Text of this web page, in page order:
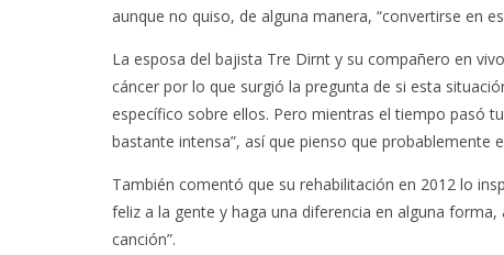
aunque no quiso, de alguna manera, “convertirse en
La esposa del bajista Tre Dirnt y su compañero en
cáncer por lo que surgió la pregunta de si esta
específico sobre ellos. Pero mientras el tiempo pasó
bastante intensa”, así que pienso que probablemente
También comentó que su rehabilitación en 2012 lo
feliz a la gente y haga una diferencia en alguna
canción”.